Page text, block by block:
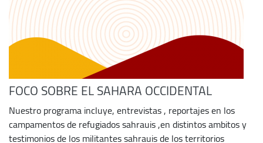
FOCO SOBRE EL SAHARA OCCIDENTAL
Nuestro programa incluye, entrevistas , reportajes en los
campamentos de refugiados sahrauis ,en distintos ambitos y
testimonios de los militantes sahrauis de los territorios